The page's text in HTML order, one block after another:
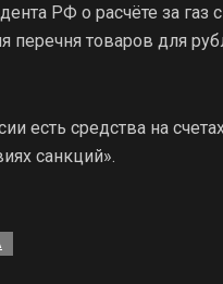
РФ о расчёте за газ
перечня товаров для
есть средства на
санкций».